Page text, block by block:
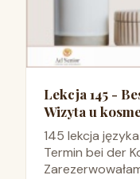
Lekcja 145 -
Wizyta u
145 lekcja
Termin bei der